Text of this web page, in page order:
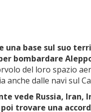
una base sul suo
bombardare
del loro spazio
anche dalle navi sul
vede Russia, Iran,
trovare una